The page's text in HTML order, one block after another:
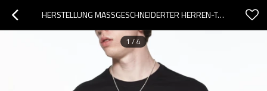
HERSTELLUNG MASSGESCHNEIDERTER HERREN-T-SHIRTS. ÜBERGROSSES SOMMER-T-SHIRT MIT 3/4-ÄRMELN
1 /4